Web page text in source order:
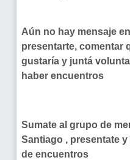
Aún no hay mensaje
presentarte, comentar
gustaría y juntá
haber encuentros
Sumate al grupo de
Santiago , presentate
de encuentros